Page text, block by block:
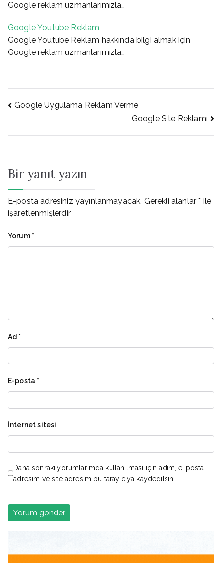
Google reklam uzmanlarımızla…
Google Youtube Reklam
Google Youtube Reklam hakkında bilgi almak için
Google reklam uzmanlarımızla…
Yazı
Google Uygulama Reklam Verme
Google Site Reklamı
Bir yanıt yazın
E-posta adresiniz yayınlanmayacak. Gerekli alanlar* ile
işaretlenmişlerdir
Yorum *
Ad *
E-posta *
İnternet sitesi
Daha sonraki yorumlarımda kullanılması için adım, e-posta
adresim ve site adresim bu tarayıcıya kaydedilsin.